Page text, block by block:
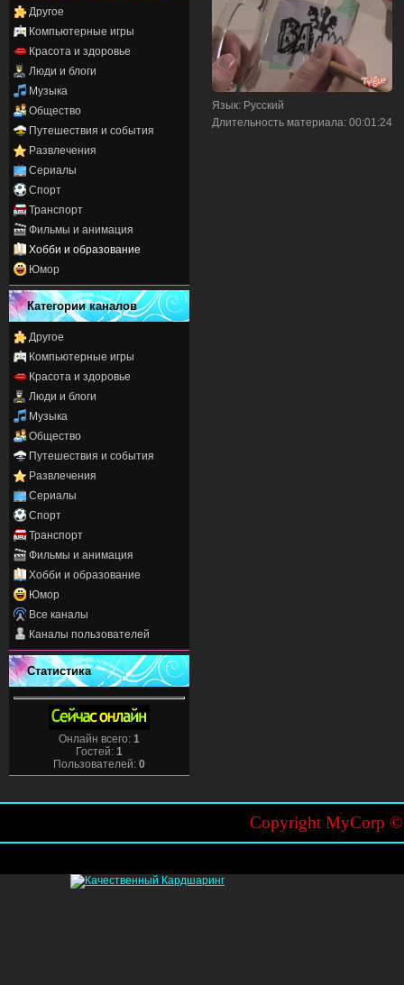
Другое
Компьютерные игры
Красота и здоровье
Люди и блоги
Музыка
Общество
Путешествия и события
Развлечения
Сериалы
Спорт
Транспорт
Фильмы и анимация
Хобби и образование
Юмор
Категории каналов
Другое
Компьютерные игры
Красота и здоровье
Люди и блоги
Музыка
Общество
Путешествия и события
Развлечения
Сериалы
Спорт
Транспорт
Фильмы и анимация
Хобби и образование
Юмор
Все каналы
Каналы пользователей
Статистика
Онлайн всего: 1
Гостей: 1
Пользователей: 0
Язык: Русский
Длительность материала: 00:01:24
Copyright MyCorp